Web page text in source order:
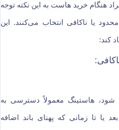
هنگام خرید هاست به این نکته توجه
یا ناکافی انتخاب می‌کنند. این
کند:
شود، هاستینگ معمولاً دسترسی به
یا تا زمانی که پهنای باند اضافه